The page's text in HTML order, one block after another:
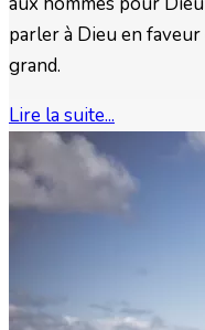
parler à Dieu en
grand.
Lire la suite...